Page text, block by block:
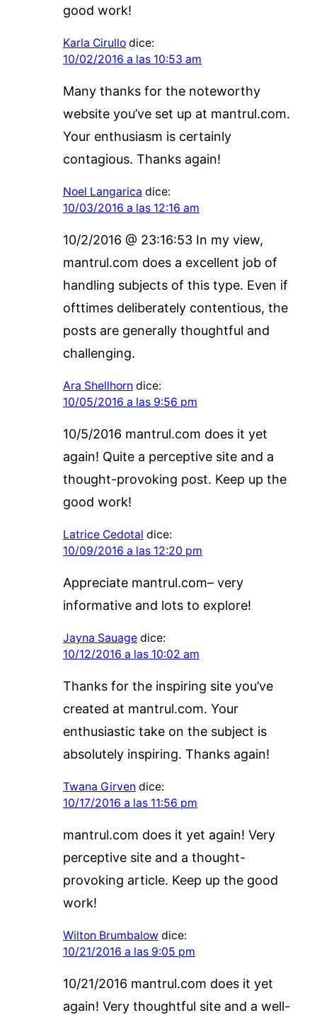
good work!
Karla Cirullo dice:
10/02/2016 a las 10:53 am
Many thanks for the noteworthy
website you’ve set up at mantrul.com.
Your enthusiasm is certainly
contagious. Thanks again!
Noel Langarica dice:
10/03/2016 a las 12:16 am
10/2/2016 @ 23:16:53 In my view,
mantrul.com does a excellent job of
handling subjects of this type. Even if
ofttimes deliberately contentious, the
posts are generally thoughtful and
challenging.
Ara Shellhorn dice:
10/05/2016 a las 9:56 pm
10/5/2016 mantrul.com does it yet
again! Quite a perceptive site and a
thought-provoking post. Keep up the
good work!
Latrice Cedotal dice:
10/09/2016 a las 12:20 pm
Appreciate mantrul.com– very
informative and lots to explore!
Jayna Sauage dice:
10/12/2016 a las 10:02 am
Thanks for the inspiring site you’ve
created at mantrul.com. Your
enthusiastic take on the subject is
absolutely inspiring. Thanks again!
Twana Girven dice:
10/17/2016 a las 11:56 pm
mantrul.com does it yet again! Very
perceptive site and a thought-
provoking article. Keep up the good
work!
Wilton Brumbalow dice:
10/21/2016 a las 9:05 pm
10/21/2016 mantrul.com does it yet
again! Very thoughtful site and a well-